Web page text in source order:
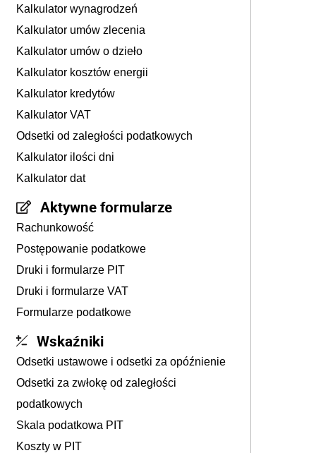
Kalkulator wynagrodzeń
Kalkulator umów zlecenia
Kalkulator umów o dzieło
Kalkulator kosztów energii
Kalkulator kredytów
Kalkulator VAT
Odsetki od zaległości podatkowych
Kalkulator ilości dni
Kalkulator dat
Aktywne formularze
Rachunkowość
Postępowanie podatkowe
Druki i formularze PIT
Druki i formularze VAT
Formularze podatkowe
Wskaźniki
Odsetki ustawowe i odsetki za opóźnienie
Odsetki za zwłokę od zaległości
podatkowych
Skala podatkowa PIT
Koszty w PIT